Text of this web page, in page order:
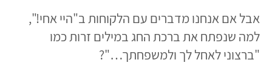
אבל אם אנחנו מדברים עם הלקוחות ב"היי אחי!",
למה שנפתח את ברכת החג במילים זרות כמו
"ברצוני לאחל לך ולמשפחתך…"?